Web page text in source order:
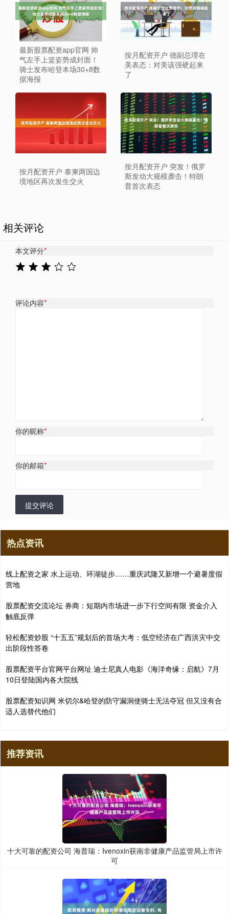
最新股票配资app官网 帅
气左手上篮姿势成封面！
骑士发布哈登本场30+8数
据海报
按月配资开户 德副总理在
美表态：对美该强硬起来
了
按月配资开户 泰柬两国边
境地区再次发生交火
按月配资开户 突发！俄罗
斯发动大规模袭击！特朗
普首次表态
相关评论
本文评分*
评论内容*
你的昵称*
你的邮箱*
提交评论
热点资讯
线上配资之家 水上运动、环湖徒步……重庆武隆又新增一个避暑度假
营地
股票配资交流论坛 券商：短期内市场进一步下行空间有限 资金介入
触底反弹
轻松配资炒股 “十五五”规划后的首场大考：低空经济在广西洪灾中交
出阶段性答卷
股票配资平台官网平台网址 迪士尼真人电影《海洋奇缘：启航》7月
10日登陆国内各大院线
股票配资知识网 米切尔&哈登的防守漏洞使骑士无法夺冠 但又没有合
适人选替代他们
推荐资讯
十大可靠的配资公司 海普瑞：Ivenoxin获南非健康产品监管局上市许
可